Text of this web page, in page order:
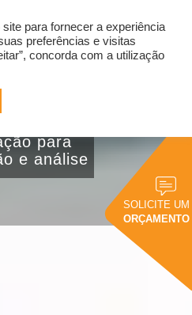
SOLICITE UM
ORÇAMENTO
Alternar
7
para
e análise
para fornecer a experiência
preferências e visitas
concorda com a utilização